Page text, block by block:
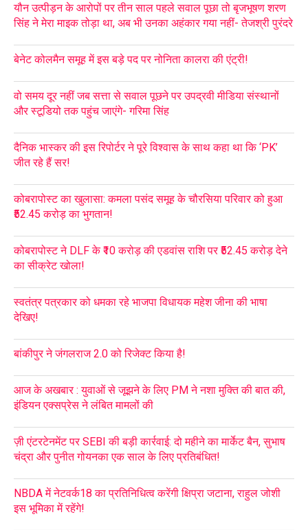
यौन उत्पीड़न के आरोपों पर तीन साल पहले सवाल पूछा तो बृजभूषण शरण
सिंह ने मेरा माइक तोड़ा था, अब भी उनका अहंकार गया नहीं- तेजश्री पुरंदरे
बेनेट कोलमैन समूह में इस बड़े पद पर नोनिता कालरा की एंट्री!
वो समय दूर नहीं जब सत्ता से सवाल पूछने पर उपद्रवी मीडिया संस्थानों
और स्टूडियो तक पहुंच जाएंगे- गरिमा सिंह
दैनिक भास्कर की इस रिपोर्टर ने पूरे विश्वास के साथ कहा था कि ‘PK’
जीत रहे हैं सर!
कोबरापोस्ट का खुलासा: कमला पसंद समूह के चौरसिया परिवार को हुआ
₹52.45 करोड़ का भुगतान!
कोबरापोस्ट ने DLF के ₹10 करोड़ की एडवांस राशि पर ₹52.45 करोड़ देने
का सीक्रेट खोला!
स्वतंत्र पत्रकार को धमका रहे भाजपा विधायक महेश जीना की भाषा
देखिए!
बांकीपुर ने जंगलराज 2.0 को रिजेक्ट किया है!
आज के अखबार : युवाओं से जूझने के लिए PM ने नशा मुक्ति की बात की,
इंडियन एक्सप्रेस ने लंबित मामलों की
ज़ी एंटरटेनमेंट पर SEBI की बड़ी कार्रवाई: दो महीने का मार्केट बैन, सुभाष
चंद्रा और पुनीत गोयनका एक साल के लिए प्रतिबंधित!
NBDA में नेटवर्क18 का प्रतिनिधित्व करेंगी क्षिप्रा जटाना, राहुल जोशी
इस भूमिका में रहेंगे!